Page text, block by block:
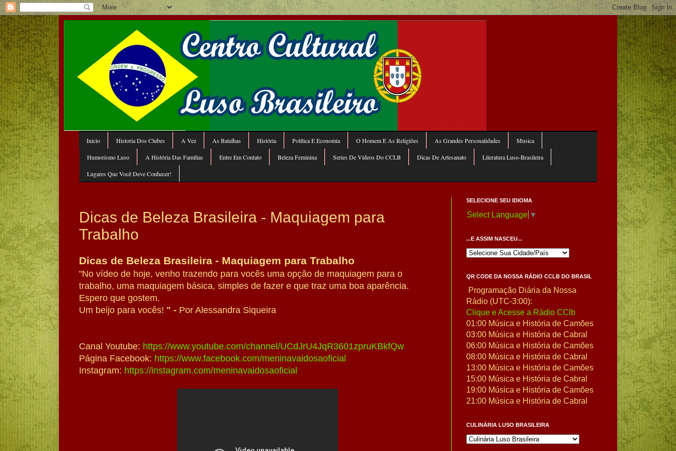
Inicio Historia Dos Clubes A Vez As Batalhas História Política E Economia O Homem E As Religiões As Grandes Personalidades Musica
Humorismo Luso A História Das Famílias Entre Em Contato Beleza Feminina Series De Vídeos Do CCLB Dicas De Artesanato Literatura Luso-Brasileira
Lugares Que Você Deve Conhecer!
Dicas de Beleza Brasileira - Maquiagem para
Trabalho
Dicas de Beleza Brasileira - Maquiagem para Trabalho
"No vídeo de hoje, venho trazendo para vocês uma opção de maquiagem para o
trabalho, uma maquiagem básica, simples de fazer e que traz uma boa aparência.
Espero que gostem.
Um beijo para vocês! " - Por Alessandra Siqueira
Canal Youtube: https://www.youtube.com/channel/UCdJrU4JqR3601zpruKBkfQw
Página Facebook: https://www.facebook.com/meninavaidosaoficial
Instagram: https://instagram.com/meninavaidosaoficial
SELECIONE SEU IDIOMA
Select Language ▼
...E ASSIM NASCEU...
QR CODE DA NOSSA RÁDIO CCLB DO BRASIL
Programação Diária da Nossa
Rádio (UTC-3:00):
Clique e Acesse a Rádio CClb
01:00 Música e História de Camões
03:00 Música e História de Cabral
06:00 Música e História de Camões
08:00 Música e História de Cabral
13:00 Música e História de Camões
15:00 Música e História de Cabral
19:00 Música e História de Camões
21:00 Música e História de Cabral
CULINÁRIA LUSO BRASILEIRA